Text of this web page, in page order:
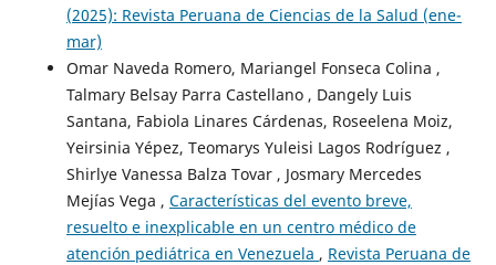
(2025): Revista Peruana de Ciencias de la Salud (ene-
mar)
Omar Naveda Romero, Mariangel Fonseca Colina ,
Talmary Belsay Parra Castellano , Dangely Luis
Santana, Fabiola Linares Cárdenas, Roseelena Moiz,
Yeirsinia Yépez, Teomarys Yuleisi Lagos Rodríguez ,
Shirlye Vanessa Balza Tovar , Josmary Mercedes
Mejías Vega , Características del evento breve,
resuelto e inexplicable en un centro médico de
atención pediátrica en Venezuela , Revista Peruana de